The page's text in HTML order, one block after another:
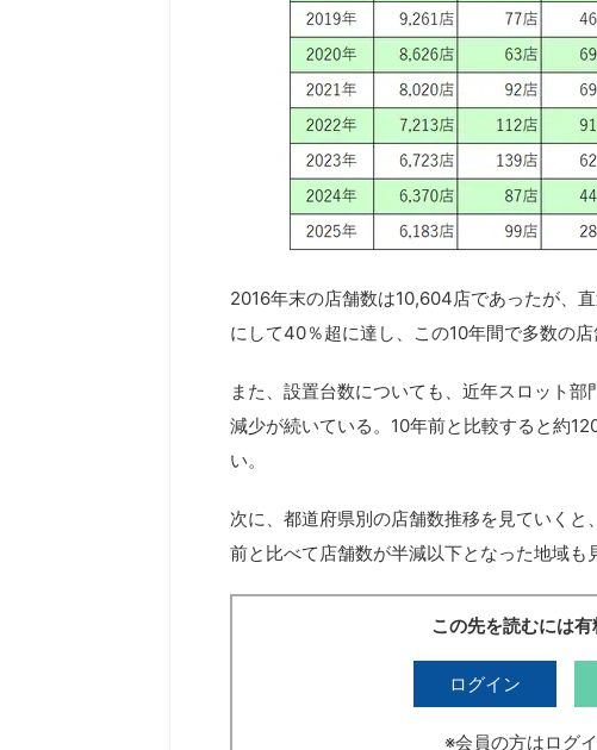
2016年末の店舗数は10,604店であったが、
にして40％超に達し、この10年間で多数の店
また、設置台数についても、近年スロット
減少が続いている。10年前と比較すると約
い。
次に、都道府県別の店舗数推移を見ていく
前と比べて店舗数が半減以下となった地域も
この先を読むには有
ログイン
※会員の方はログ